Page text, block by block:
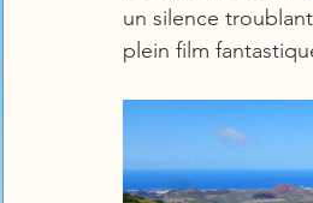
un silence
plein film